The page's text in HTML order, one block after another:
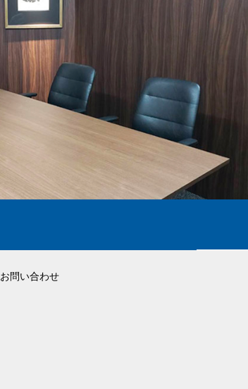
お問い合わせ